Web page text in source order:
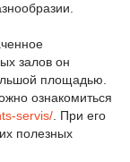
залов он
площадью.
ознакомиться
servis/ . При его
полезных